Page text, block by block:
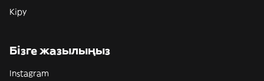
Кіру
Бізге жазылыңыз
Instagram